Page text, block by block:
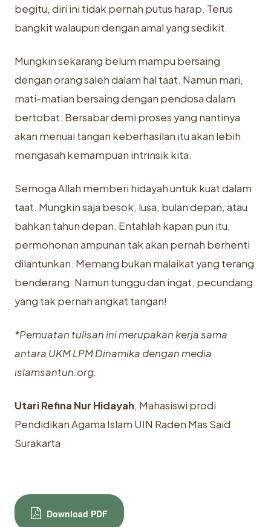
begitu, diri ini tidak pernah putus harap. Terus
bangkit walaupun dengan amal yang sedikit.
Mungkin sekarang belum mampu bersaing
dengan orang saleh dalam hal taat. Namun mari,
mati-matian bersaing dengan pendosa dalam
bertobat. Bersabar demi proses yang nantinya
akan menuai tangan keberhasilan itu akan lebih
mengasah kemampuan intrinsik kita.
Semoga Allah memberi hidayah untuk kuat dalam
taat. Mungkin saja besok, lusa, bulan depan, atau
bahkan tahun depan. Entahlah kapan pun itu,
permohonan ampunan tak akan pernah berhenti
dilantunkan. Memang bukan malaikat yang terang
benderang. Namun tunggu dan ingat, pecundang
yang tak pernah angkat tangan!
*Pemuatan tulisan ini merupakan kerja sama
antara UKM LPM Dinamika dengan media
islamsantun.org.
Utari Refina Nur Hidayah, Mahasiswi prodi
Pendidikan Agama Islam UIN Raden Mas Said
Surakarta
Download PDF